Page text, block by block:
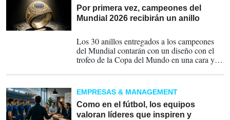
Por primera vez, campeones del
Mundial 2026 recibirán un anillo
Los 30 anillos entregados a los campeones
del Mundial contarán con un diseño con el
trofeo de la Copa del Mundo en una cara y la
equipo ganador.
EMPRESAS & MANAGEMENT
Como en el fútbol, los equipos
valoran líderes que inspiren y